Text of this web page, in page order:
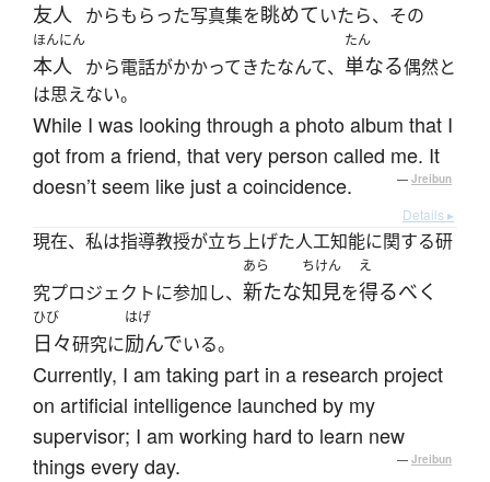
友人 からもらった写真集を眺めていたら、その
ほんにん
本人 から電話がかかってきたなんて、
たん
単なる偶然と
は思えない。
While I was looking through a photo album that I
got from a friend, that very person called me. It
doesn’t seem like just a coincidence.
— Jreibun
Details ▸
現在、私は指導教授が立ち上げた人工知能に関する研
究プロジェクトに参加し、
あら
新たな
ちけん
知見を
え
得るべく
ひび
日々研究に
はげ
励んでいる。
Currently, I am taking part in a research project
on artificial intelligence launched by my
supervisor; I am working hard to learn new
things every day.
— Jreibun